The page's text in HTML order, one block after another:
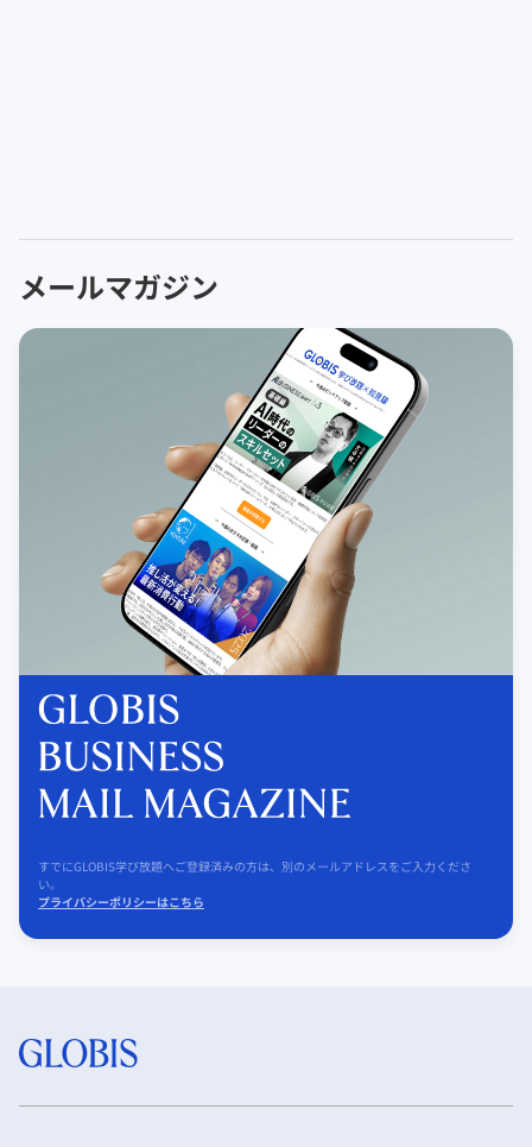
メールマガジン
すでにGLOBIS学び放題へご登録済みの方は、別のメールアドレスをご入力くださ
い。
プライバシーポリシーはこちら